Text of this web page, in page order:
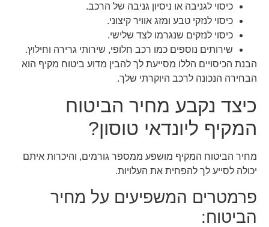
כיסוי לגניבה או ניסיון גניבה של הרכב.
כיסוי לנזקי טבע ומזג אוויר קיצוני.
כיסוי לנזקים שנגרמו לצד שלישי.
שירותים נוספים כמו רכב חלופי, שירותי גרירה וחילוץ.
הבנת הכיסויים הללו מסייעת לך להבין מדוע ביטוח מקיף הוא
הבחירה הנכונה לרכב היוקרתי שלך.
כיצד נקבע מחיר הביטוח
המקיף ליונדאי טוסון?
מחיר הביטוח המקיף מושפע ממספר גורמים, והיכרות איתם
יכולה לסייע לך להפחית את העלויות.
פרמטרים המשפיעים על מחיר
הביטוח: